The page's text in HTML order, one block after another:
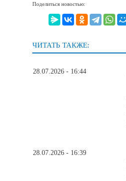
Поделиться новостью:
ЧИТАТЬ ТАКЖЕ:
28.07.2026 - 16:44
28.07.2026 - 16:39